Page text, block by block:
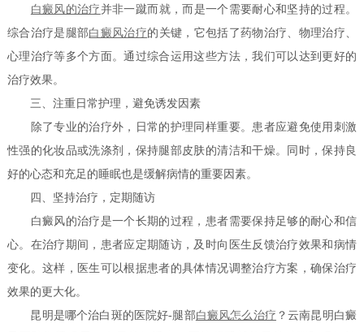
白癜风的治疗 并非一蹴而就，而是一个需要耐心和坚持的过程。
综合治疗是腿部白癜风治疗的关键，它包括了药物治疗、物理治疗、
心理治疗等多个方面。通过综合运用这些方法，我们可以达到更好的
治疗效果。
三、注重日常护理，避免诱发因素
除了专业的治疗外，日常的护理同样重要。患者应避免使用刺激
性强的化妆品或洗涤剂，保持腿部皮肤的清洁和干燥。同时，保持良
好的心态和充足的睡眠也是缓解病情的重要因素。
四、坚持治疗，定期随访
白癜风的治疗是一个长期的过程，患者需要保持足够的耐心和信
心。在治疗期间，患者应定期随访，及时向医生反馈治疗效果和病情
变化。这样，医生可以根据患者的具体情况调整治疗方案，确保治疗
效果的更大化。
昆明是哪个治白斑的医院好-腿部白癜风怎么治疗 ？云南昆明白癜